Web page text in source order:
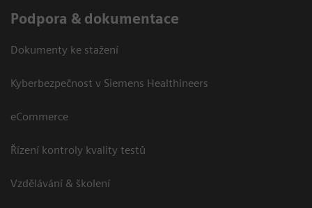
Podpora & dokumentace
Dokumenty ke stažení
Kyberbezpečnost v Siemens Healthineers
eCommerce
Řízení kontroly kvality testů
Vzdělávání & školení